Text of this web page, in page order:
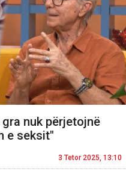
nuk përjetojnë
e seksit"
3 Tetor 2025, 13:10